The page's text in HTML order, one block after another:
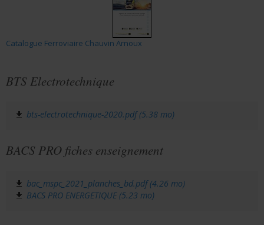
Catalogue Ferroviaire Chauvin Arnoux
BTS Electrotechnique
bts-electrotechnique-2020.pdf (5.38 mo)
BACS PRO fiches enseignement
bac_mspc_2021_planches_bd.pdf (4.26 mo)
BACS PRO ENERGETIQUE (5.23 mo)